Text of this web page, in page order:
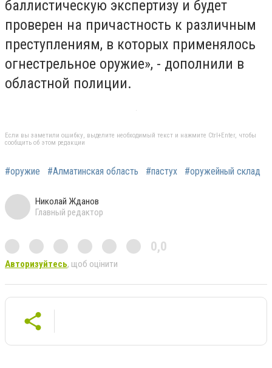
баллистическую экспертизу и будет
проверен на причастность к различным
преступлениям, в которых применялось
огнестрельное оружие», - дополнили в
областной полиции.
Если вы заметили ошибку, выделите необходимый текст и нажмите Ctrl+Enter, чтобы
сообщить об этом редакции
#оружие #Алматинская область #пастух #оружейный склад
Николай Жданов
Главный редактор
0,0
Авторизуйтесь, щоб оцінити